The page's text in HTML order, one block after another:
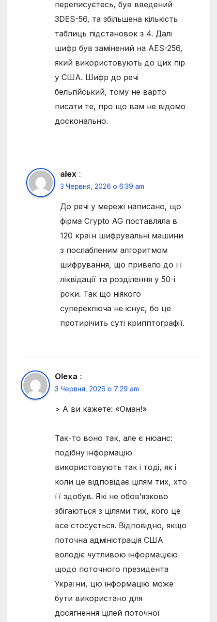
переписуєтесь, був введений
3DES-56, та збільшена кількість
таблиць підстановок з 4. Далі
шифр був замінений на АЕS-256,
який використовують до цих пір
у США. Шифр до речі
бельгійський, тому не варто
писати те, про що вам не відомо
досконально.
alex :
3 Червня, 2026 о 6:39 am
До речі у мережі написано, що
фірма Crypto AG поставляла в
120 країн шифрувальні машини
з послабленим алгоритмом
шифрування, що привело до її
ліквідації та розділення у 50-і
роки. Так що ніякого
супереключа не існує, бо це
протирічить суті крипптографії.
Olexa :
3 Червня, 2026 о 7:29 am
> А ви кажете: «Оман!»
Так-то воно так, але є нюанс:
подібну інформацію
використовують так і тоді, як і
коли це відповідає цілям тих, хто
її здобув. Які не обов’язково
збігаються з цілями тих, кого це
все стосується. Відповідно, якщо
поточна адміністрація США
володіє чутливою інформацією
щодо поточного президента
України, цю інформацію може
бути використано для
досягнення цілей поточної